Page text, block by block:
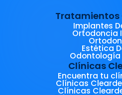
Tratamientos
Implantes
Ortodoncia
Estética
Odontología
Clínicas
Encuentra tu
Clínicas
Clínicas